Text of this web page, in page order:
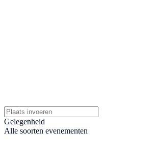
Gelegenheid
Alle soorten evenementen